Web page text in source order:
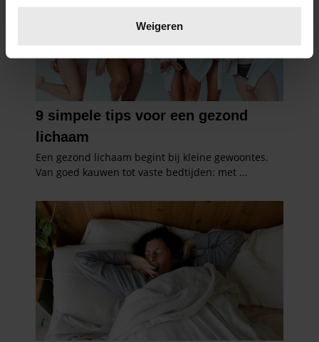
verwerkt en stel uw voorkeuren in het
intrekken in de Cookieverklaring.
We gebruiken cookies om content en advertenties te
personaliseren, om functies voor social media te bieden
en om ons websiteverkeer te analyseren. Ook delen we
informatie over uw gebruik van onze site met onze
partners voor social media, adverteren en analyse. Deze
partners kunnen deze gegevens combineren met andere
verzameld op basis van uw gebruik van hun services. U
gaat akkoord met onze cookies als u onze website blijft
gebruiken.
Weigeren